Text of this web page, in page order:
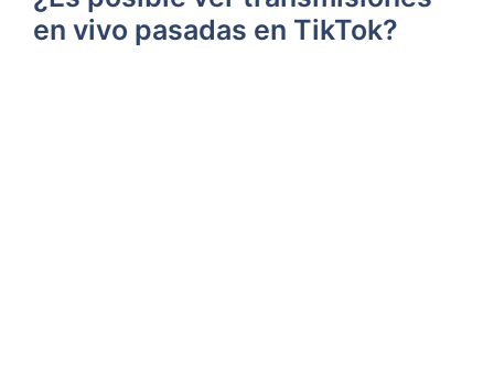
en vivo pasadas en TikTok?